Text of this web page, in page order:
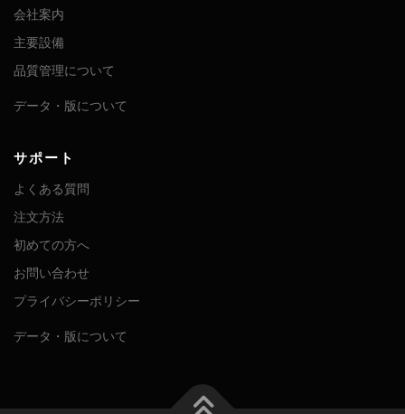
会社案内
主要設備
品質管理について
データ・版について
サポート
よくある質問
注文方法
初めての方へ
お問い合わせ
プライバシーポリシー
データ・版について